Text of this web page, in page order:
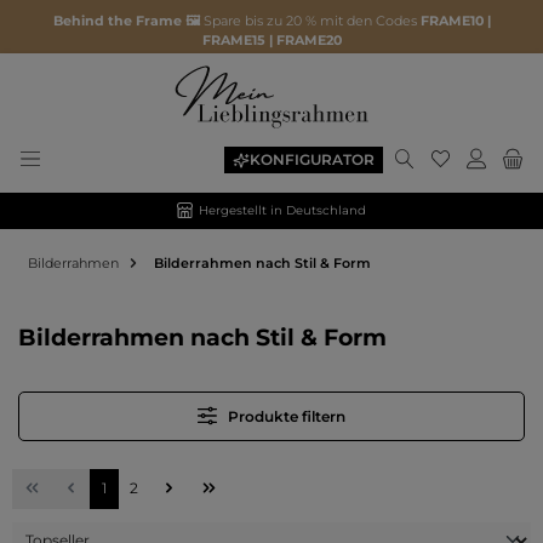
Behind the Frame 🖼️ Spare bis zu 20 % mit den Codes FRAME10 |
FRAME15 | FRAME20
KONFIGURATOR Du hast 0
Hergestellt in Deutschland
Bilderrahmen Bilderrahmen nach Stil & Form
Bilderrahmen nach Stil & Form
Produkte filtern
Seite
1 Seite
2